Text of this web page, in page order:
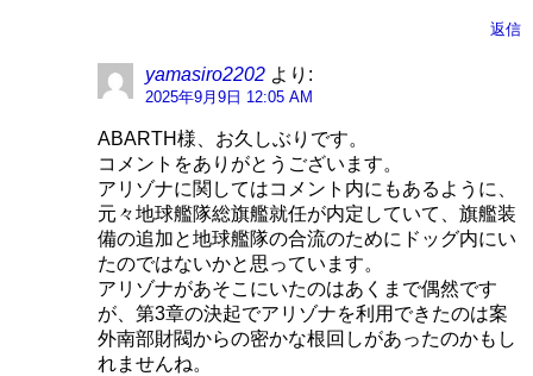
返信
yamasiro2202 より:
2025年9月9日 12:05 AM
ABARTH様、お久しぶりです。
コメントをありがとうございます。
アリゾナに関してはコメント内にもあるように、
元々地球艦隊総旗艦就任が内定していて、旗艦装
備の追加と地球艦隊の合流のためにドッグ内にい
たのではないかと思っています。
アリゾナがあそこにいたのはあくまで偶然です
が、第3章の決起でアリゾナを利用できたのは案
外南部財閥からの密かな根回しがあったのかもし
れませんね。